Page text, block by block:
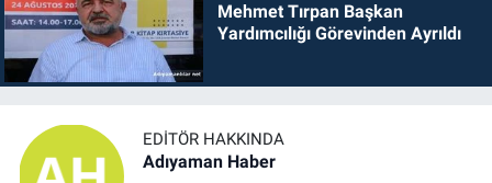
Mehmet Tırpan Başkan
Yardımcılığı Görevinden Ayrıldı
EDITÖR HAKKINDA
Adıyaman Haber